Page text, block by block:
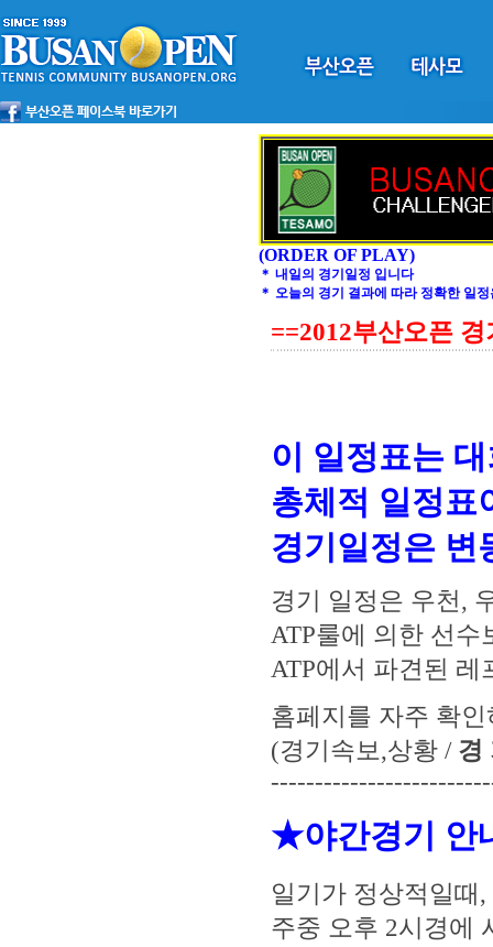
(ORDER OF PLAY)
＊ 내일의 경기일정 입니다
＊ 오늘의 경기 결과에 따라 정확한 일
==2012부산오픈
이 일정표는
총체적 일정표
경기일정은 변
경기 일정은 우천,
ATP룰에 의한 선수
ATP에서 파견된
홈페지를 자주 확
(경기속보,상황 / 경
★야간경기
일기가 정상적일때,
주중 오후 2시경에